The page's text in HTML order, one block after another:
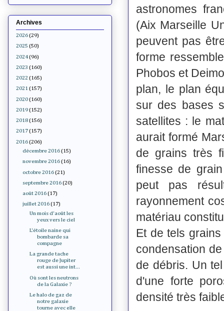
astronomes
(Aix Marseille
peuvent pas
forme
Phobos et
plan, le plan
sur des bases
satellites : le
aurait formé
de grains très
finesse de
peut pas
rayonnement
matériau
Et de tels
condensation
de débris. Un
d'une forte
densité très
Archives
2026 (29)
2025 (50)
2024 (96)
2023 (160)
2022 (165)
2021 (157)
2020 (160)
2019 (152)
2018 (156)
2017 (157)
2016 (206)
décembre 2016 (15)
novembre 2016 (16)
octobre 2016 (21)
septembre 2016 (20)
août 2016 (17)
juillet 2016 (17)
Un mois d'août les
yeux vers le ciel
L'étoile naine qui
bombarde sa
compagne
La grande tache
rouge de Jupiter
est aussi une int...
Où sont les neutrons
de la Galaxie ?
Le halo de gaz de
notre galaxie
tourne avec elle